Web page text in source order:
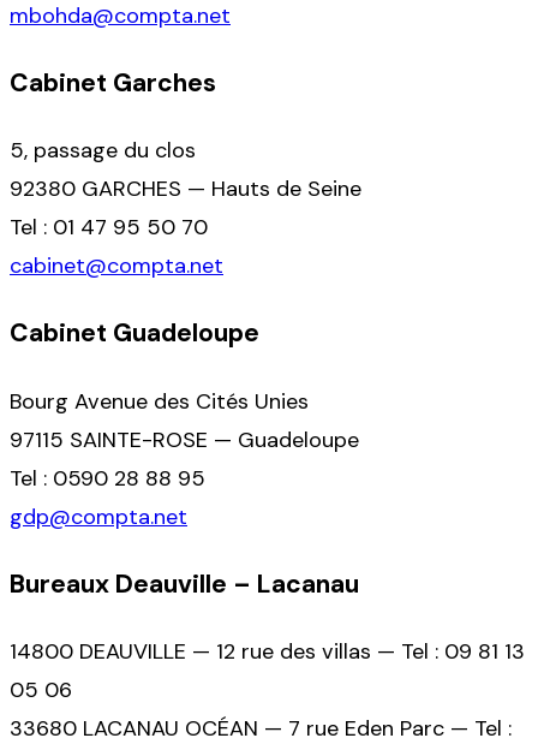
mbohda@compta.net
Cabinet Garches
5, passage du clos
92380 GARCHES — Hauts de Seine
Tel : 01 47 95 50 70
cabinet@compta.net
Cabinet Guadeloupe
Bourg Avenue des Cités Unies
97115 SAINTE-ROSE — Guadeloupe
Tel : 0590 28 88 95
gdp@compta.net
Bureaux Deauville – Lacanau
14800 DEAUVILLE — 12 rue des villas — Tel : 09 81 13
05 06
33680 LACANAU OCÉAN — 7 rue Eden Parc — Tel :